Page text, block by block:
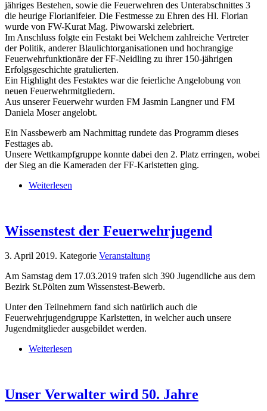
jähriges Bestehen, sowie die Feuerwehren des Unterabschnittes 3
die heurige Florianifeier. Die Festmesse zu Ehren des Hl. Florian
wurde von FW-Kurat Mag. Piwowarski zelebriert.
Im Anschluss folgte ein Festakt bei Welchem zahlreiche Vertreter
der Politik, anderer Blaulichtorganisationen und hochrangige
Feuerwehrfunktionäre der FF-Neidling zu ihrer 150-jährigen
Erfolgsgeschichte gratulierten.
Ein Highlight des Festaktes war die feierliche Angelobung von
neuen Feuerwehrmitgliedern.
Aus unserer Feuerwehr wurden FM Jasmin Langner und FM
Daniela Moser angelobt.
Ein Nassbewerb am Nachmittag rundete das Programm dieses
Festtages ab.
Unsere Wettkampfgruppe konnte dabei den 2. Platz erringen, wobei
der Sieg an die Kameraden der FF-Karlstetten ging.
Weiterlesen
Wissenstest der Feuerwehrjugend
3. April 2019. Kategorie Veranstaltung
Am Samstag dem 17.03.2019 trafen sich 390 Jugendliche aus dem
Bezirk St.Pölten zum Wissenstest-Bewerb.
Unter den Teilnehmern fand sich natürlich auch die
Feuerwehrjugendgruppe Karlstetten, in welcher auch unsere
Jugendmitglieder ausgebildet werden.
Weiterlesen
Unser Verwalter wird 50. Jahre